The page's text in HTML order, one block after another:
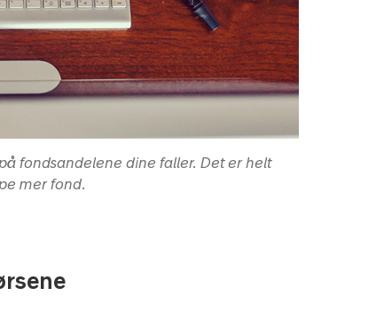
fondsandelene dine faller. Det er helt
mer fond.